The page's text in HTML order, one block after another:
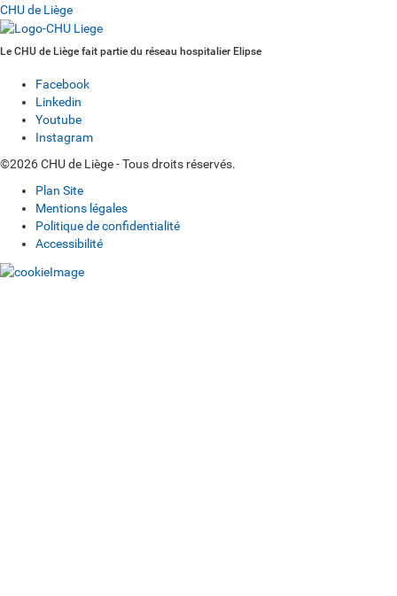
CHU de Liège
Le CHU de Liège fait partie du réseau hospitalier Elipse
Facebook
Linkedin
Youtube
Instagram
©2026 CHU de Liège - Tous droits réservés.
Plan Site
Mentions légales
Politique de confidentialité
Accessibilité